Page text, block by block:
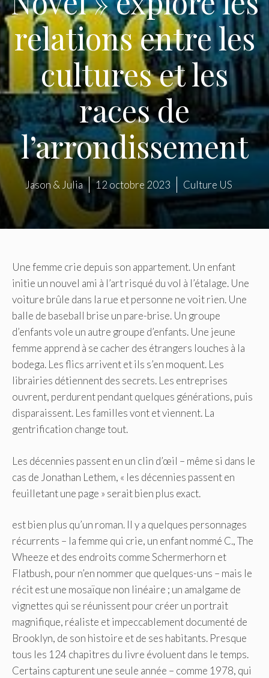
relations entre les
cultures et les
races de
l’arrondissement
Jason & Julia 12 octobre 2023 Culture US
Une femme crie depuis son appartement. Un enfant
initie un nouvel ami à l’art risqué du vol à l’étalage. Une
voiture brûle dans la rue et personne ne voit rien. Une
balle de baseball brise un pare-brise. Un groupe
d’enfants vole un autre groupe d’enfants. Une jeune
femme apprend à se cacher des étrangers louches à la
bodega. Les flics arrivent et ils s’en moquent. Les
librairies détiennent des secrets. Les entreprises
ouvrent, perdurent pendant quelques générations, puis
disparaissent. Les familles vont et viennent. La
gentrification change tout.
Les décennies passent en un clin d’œil – même si dans le
cas de Jonathan Lethem, « les décennies passent en
feuilletant une page » serait bien plus exact.
est bien plus qu’un roman. Il y a quelques personnages
récurrents – la femme qui crie, un enfant nommé C., The
Wheeze et des endroits comme Schermerhorn et
Flatbush, pour n’en nommer que quelques-uns – mais le
récit est une mosaïque non linéaire ; un amalgame de
vignettes qui se réunissent pour créer un portrait
magnifique, réaliste et impeccablement documenté de
Brooklyn, de son histoire et de ses habitants. Presque
tous les 124 chapitres du livre évoluent dans le temps.
Certains capturent une seule année – comme 1978, qui